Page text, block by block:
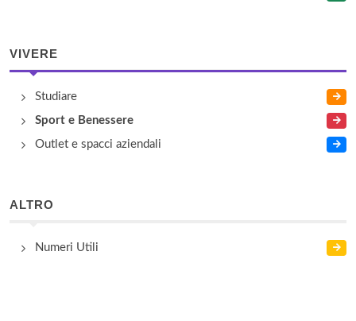
VIVERE
Studiare
Sport e Benessere
Outlet e spacci aziendali
ALTRO
Numeri Utili